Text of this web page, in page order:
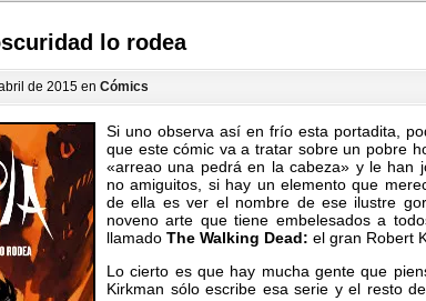
lo rodea
de 2015 en Cómics
Si uno observa así en frío esta portadita,
que este cómic va a tratar sobre un pobre
«arreao una pedrá en la cabeza» y le han
no amiguitos, si hay un elemento que
de ella es ver el nombre de ese ilustre
noveno arte que tiene embelesados a
llamado The Walking Dead: el gran Robert
Lo cierto es que hay mucha gente que
Kirkman sólo escribe esa serie y el resto